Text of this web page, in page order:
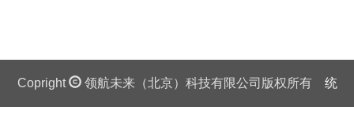
Copright 领航未来（北京）科技有限公司版权所有 统